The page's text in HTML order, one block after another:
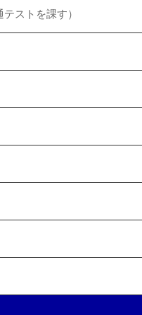
ストを課す）